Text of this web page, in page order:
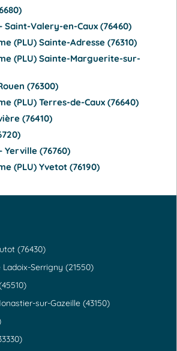
Valery-en-Caux (76460)
(PLU) Sainte-Adresse (76310)
(PLU) Sainte-Marguerite-sur-
(76300)
(PLU) Terres-de-Caux (76640)
(76410)
(76760)
(PLU) Yvetot (76190)
(76430)
Serrigny (21550)
sur-Gazeille (43150)